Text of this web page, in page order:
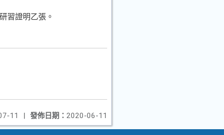
習證明乙張。
發佈日期： 2020-06-11
11 |